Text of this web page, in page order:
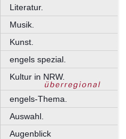
Literatur.
Musik.
Kunst.
engels spezial.
Kultur in NRW.
engels-Thema.
Auswahl.
Augenblick